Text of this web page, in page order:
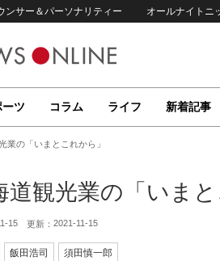
ンサー＆パーソナリティー オールナイトニ
ーツ コラム ライフ 新着記事
の「いまとこれから」
観光業の「いまと
15 更新： 2021-11-15
飯田浩司 須田慎一郎